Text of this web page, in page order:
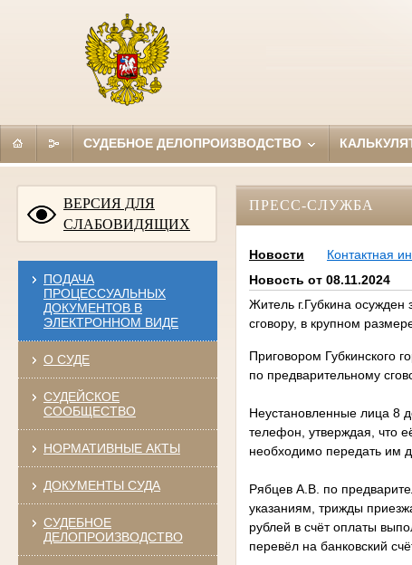
СУДЕБНОЕ ДЕЛОПРОИЗВОДСТВО
ВЕРСИЯ ДЛЯ
СЛАБОВИДЯЩИХ
ПОДАЧА
ПРОЦЕССУАЛЬНЫХ
ДОКУМЕНТОВ В
ЭЛЕКТРОННОМ ВИДЕ
О СУДЕ
СУДЕЙСКОЕ
СООБЩЕСТВО
НОРМАТИВНЫЕ АКТЫ
ДОКУМЕНТЫ СУДА
СУДЕБНОЕ
ДЕЛОПРОИЗВОДСТВО
ПРЕСС-СЛУЖБА
Новости
Контактная
Новость от 08.11.2024
Житель г.Губкина
сговору, в крупном
Приговором Губкинского
по предварительному
Неустановленные лица 8
телефон, утверждая, что
необходимо передать им
Рябцев А.В. по
указаниям, трижды
рублей в счёт оплаты
перевёл на банковский